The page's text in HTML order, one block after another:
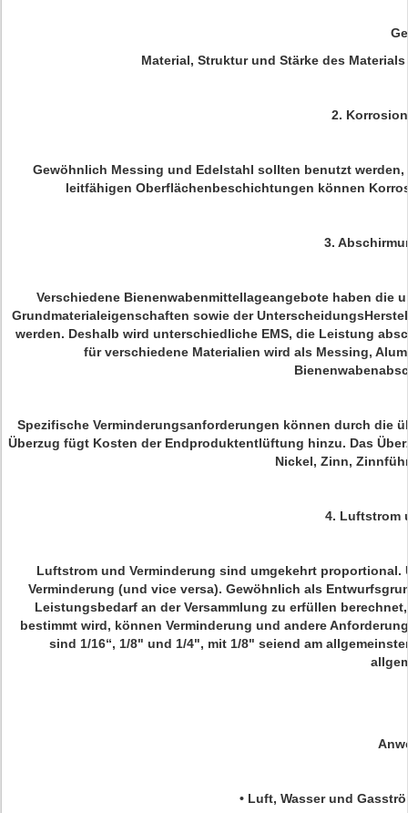
Material, Struktur und Stärke des
2.
Gewöhnlich Messing und Edelstahl sollten benutzt
leitfähigen Oberflächenbeschichtungen können
3.
Verschiedene Bienenwabenmittellageangebote haben
Grundmaterialeigenschaften sowie der
werden. Deshalb wird unterschiedliche EMS, die Leistung
für verschiedene Materialien wird als Messing,
Spezifische Verminderungsanforderungen können durch die
Überzug fügt Kosten der Endproduktentlüftung hinzu. Das
Nickel, Zinn,
4. Luftstrom
Luftstrom und Verminderung sind umgekehrt
Verminderung (und vice versa). Gewöhnlich als
Leistungsbedarf an der Versammlung zu erfüllen
bestimmt wird, können Verminderung und andere
sind 1/16“, 1/8" und 1/4", mit 1/8" seiend am
• Luft, Wasser und